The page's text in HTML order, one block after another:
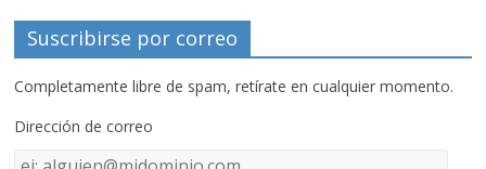
Suscribirse por correo
Completamente libre de spam, retírate en cualquier momento.
Dirección de correo
Dirección